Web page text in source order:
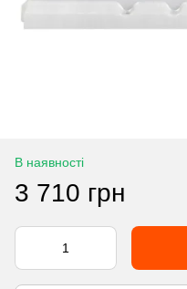
В наявності
3 710 грн